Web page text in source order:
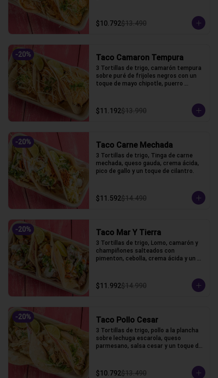
$10.792$13.490
-20% Taco Camaron Tempura
3 Tortillas de trigo, camarón tempura
sobre puré de frijoles negros con un
toque de mayo chipotle, puerro
$11.192$13.990
-20% Taco Carne Mechada
3 Tortillas de trigo, Tinga de carne
mechada, queso gauda, crema ácida,
pico de gallo y un toque de cilantro.
$11.592$14.490
-20% Taco Mar Y Tierra
3 Tortillas de trigo, Lomo, camarón y
champiñones salteados con
pimenton, cebolla, crema ácida y un
$11.992$14.990
-20% Taco Pollo Cesar
3 Tortillas de trigo, pollo a la plancha
sobre lechuga escarola, queso
parmesano, salsa cesar y un toque de
$10.792$13.490